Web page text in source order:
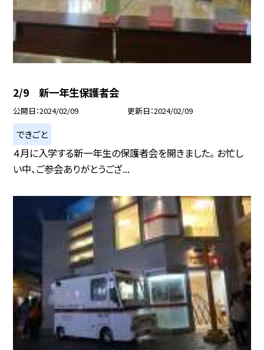
2/9 新一年生保護者会
公開日 2024/02/09 更新日 2024/02/09
できごと
４月に入学する新一年生の保護者会を開きました。 お忙し
い中、ご参会ありがとうござ...